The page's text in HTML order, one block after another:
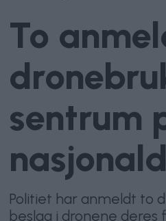
To
sentrum
Politiet har anmeldt to
beslag i dronene deres